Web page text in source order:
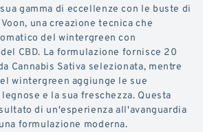
gamma di eccellenze con le buste di
una creazione tecnica che
del wintergreen con
CBD. La formulazione fornisce 20
Cannabis Sativa selezionata, mentre
wintergreen aggiunge le sue
e la sua freschezza. Questa
di un'esperienza all'avanguardia
formulazione moderna.